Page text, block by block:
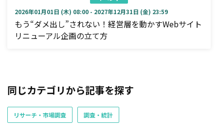
2026年01月01日 (木) 08:00 - 2027年12月31日 (金) 23:59
もう“ダメ出し”されない！経営層を動かすWebサイト
リニューアル企画の立て方
同じカテゴリから記事を探す
リサーチ・市場調査 調査・統計